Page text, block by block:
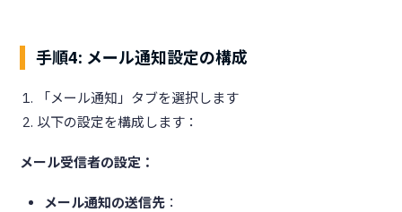
手順4: メール通知設定の構成
「メール通知」タブを選択します
以下の設定を構成します：
メール受信者の設定：
メール通知の送信先：